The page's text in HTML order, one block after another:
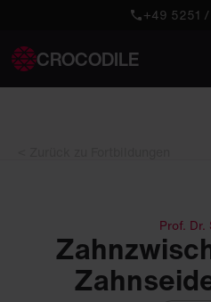
+49 5251
CROCODILE
Prof.